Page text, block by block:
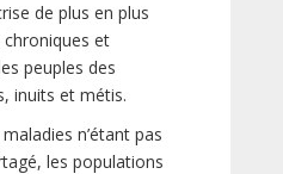
de plus en plus
et
peuples des
inuits et métis.
n’étant pas
les populations